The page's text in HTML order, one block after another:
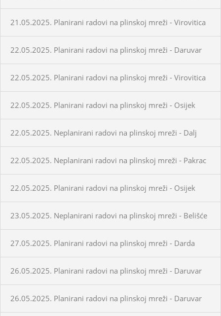
21.05.2025. Planirani radovi na plinskoj mreži - Virovitica
22.05.2025. Planirani radovi na plinskoj mreži - Daruvar
22.05.2025. Planirani radovi na plinskoj mreži - Virovitica
22.05.2025. Planirani radovi na plinskoj mreži - Osijek
22.05.2025. Neplanirani radovi na plinskoj mreži - Dalj
22.05.2025. Neplanirani radovi na plinskoj mreži - Pakrac
22.05.2025. Planirani radovi na plinskoj mreži - Osijek
23.05.2025. Neplanirani radovi na plinskoj mreži - Belišće
27.05.2025. Planirani radovi na plinskoj mreži - Darda
26.05.2025. Planirani radovi na plinskoj mreži - Daruvar
26.05.2025. Planirani radovi na plinskoj mreži - Daruvar